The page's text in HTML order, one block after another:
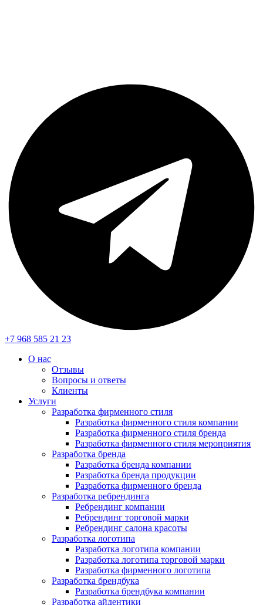
+7 968 585 21 23
О нас
Отзывы
Вопросы и ответы
Клиенты
Услуги
Разработка фирменного стиля
Разработка фирменного стиля компании
Разработка фирменного стиля бренда
Разработка фирменного стиля мероприятия
Разработка бренда
Разработка бренда компании
Разработка бренда продукции
Разработка фирменного бренда
Разработка ребрендинга
Ребрендинг компании
Ребрендинг торговой марки
Ребрендинг салона красоты
Разработка логотипа
Разработка логотипа компании
Разработка логотипа торговой марки
Разработка фирменного логотипа
Разработка брендбука
Разработка брендбука компании
Разработка айдентики